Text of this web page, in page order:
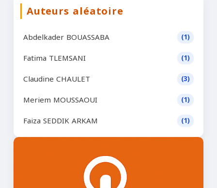
Auteurs aléatoire
Abdelkader BOUASSABA (1)
Fatima TLEMSANI (1)
Claudine CHAULET (3)
Meriem MOUSSAOUI (1)
Faiza SEDDIK ARKAM (1)